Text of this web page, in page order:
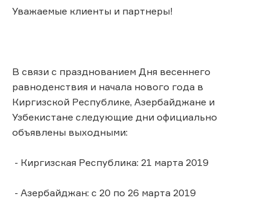
Уважаемые клиенты и партнеры!
В связи с празднованием Дня весеннего
равноденствия и начала нового года в
Киргизской Республике, Азербайджане и
Узбекистане следующие дни официально
объявлены выходными:
- Киргизская Республика: 21 марта 2019
- Азербайджан: с 20 по 26 марта 2019